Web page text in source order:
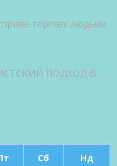
торгівлі людьми
ПОДХОД В
Сб Нд